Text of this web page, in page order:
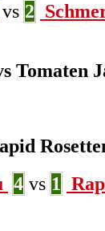
vs 2
Tomaten
4 vs 1